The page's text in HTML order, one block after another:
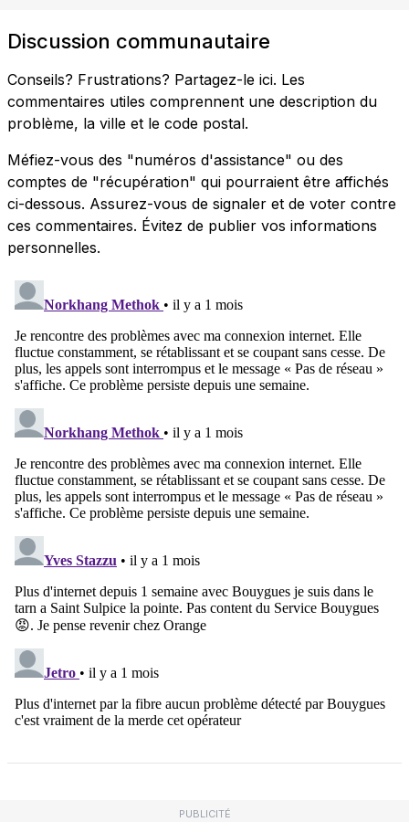
Discussion communautaire
Conseils? Frustrations? Partagez-le ici. Les
commentaires utiles comprennent une description du
problème, la ville et le code postal.
Méfiez-vous des "numéros d'assistance" ou des
comptes de "récupération" qui pourraient être affichés
ci-dessous. Assurez-vous de signaler et de voter contre
ces commentaires. Évitez de publier vos informations
personnelles.
PUBLICITÉ